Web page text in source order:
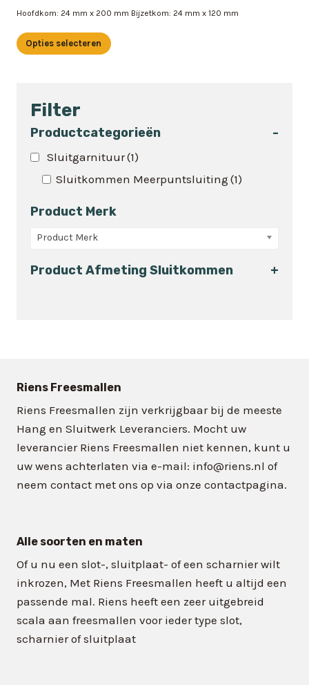
Hoofdkom: 24 mm x 200 mm Bijzetkom: 24 mm x 120 mm
Opties selecteren
meerdere
variaties.
optie
worden
productpagina
Filter
Productcategorieën -
Sluitgarnituur(1)
Sluitkommen Meerpuntsluiting (1)
Product Merk
Product Merk
Product Afmeting Sluitkommen +
Riens Freesmallen
Riens Freesmallen zijn verkrijgbaar bij de meeste
Hang en Sluitwerk Leveranciers. Mocht uw
leverancier Riens Freesmallen niet kennen, kunt u
uw wens achterlaten via e-mail: info@riens.nl of
neem contact met ons op via onze contactpagina.
Alle soorten en maten
Of u nu een slot-, sluitplaat- of een scharnier wilt
inkrozen, Met Riens Freesmallen heeft u altijd een
passende mal. Riens heeft een zeer uitgebreid
scala aan freesmallen voor ieder type slot,
scharnier of sluitplaat